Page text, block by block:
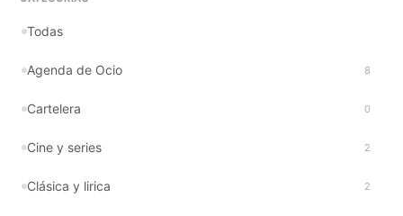
Todas
Agenda de Ocio 8
Cartelera 0
Cine y series 2
Clásica y lirica 2